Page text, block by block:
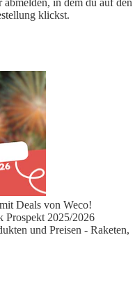
in dem du auf den
klickst.
Deals von Weco!
Prospekt 2025/2026
und Preisen - Raketen,